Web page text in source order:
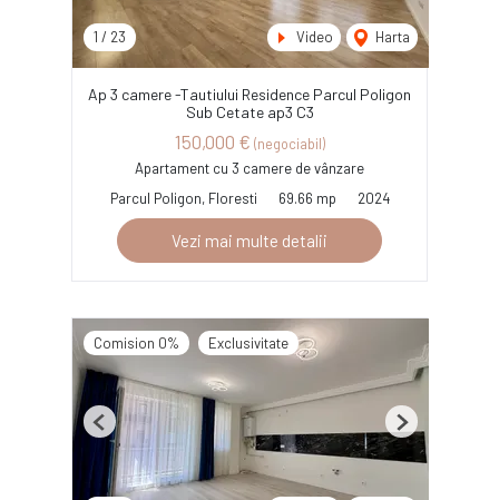
1 / 23 Video Harta
Ap 3 camere -Tautiului Residence Parcul Poligon
Sub Cetate ap3 C3
150,000 € (negociabil)
Apartament cu 3 camere de vânzare
Parcul Poligon, Floresti
69.66 mp 2024
Vezi mai multe detalii
Comision 0% Exclusivitate
Previous Next